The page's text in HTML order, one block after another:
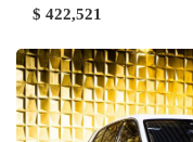
$ 422,521